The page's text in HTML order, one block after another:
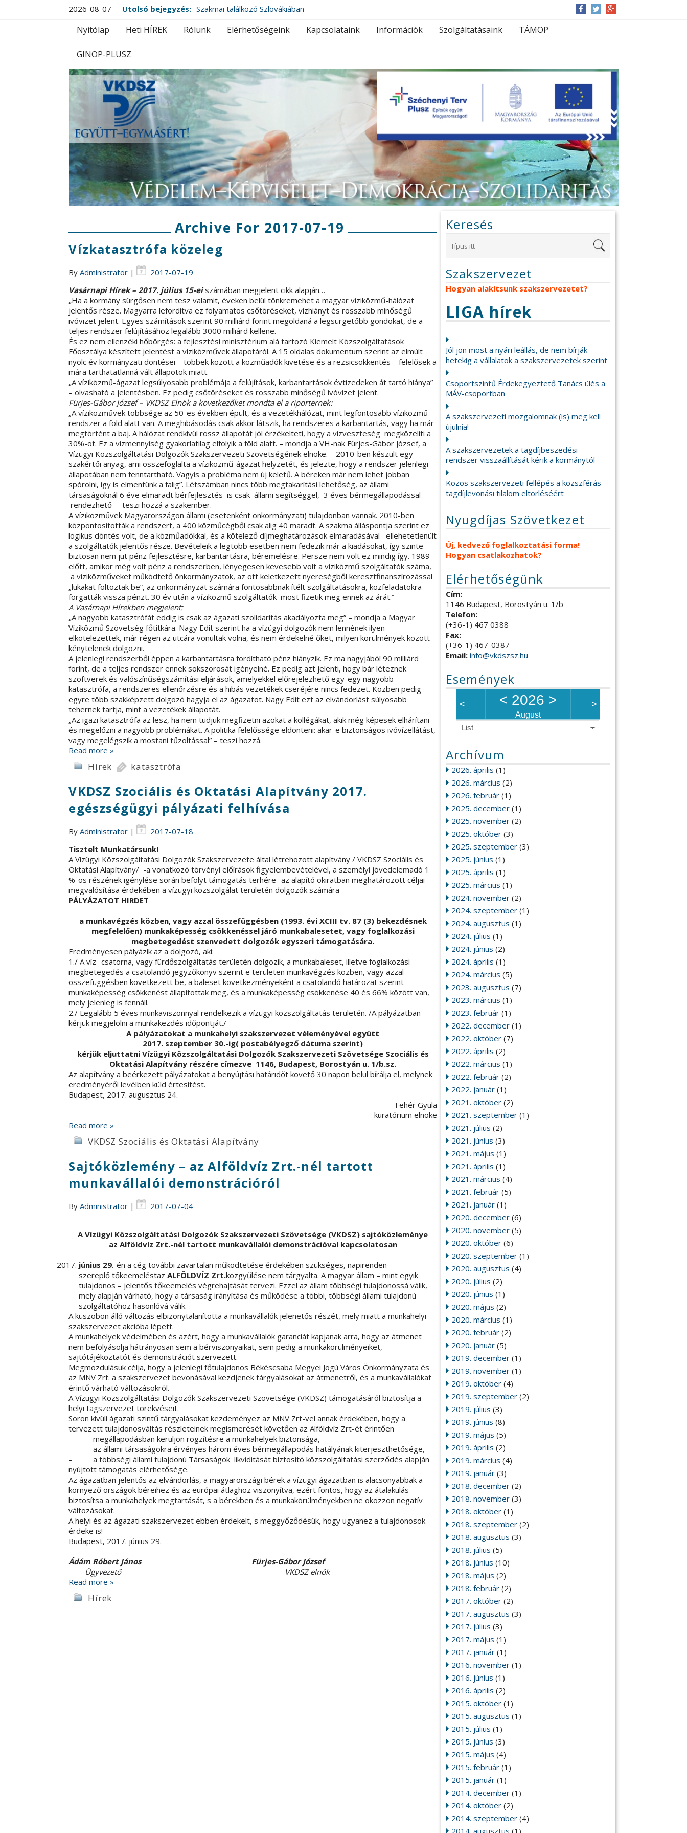
2026-08-07 Utolsó bejegyzés: Szakmai találkozó Szlovákiában
Nyitólap Heti HÍREK Rólunk Elérhetőségeink Kapcsolataink Információk Szolgáltatásaink TÁMOP
GINOP-PLUSZ
Keresés
Szakszervezet
Hogyan alakítsunk szakszervezetet?
LIGA hírek
Jól jön most a nyári leállás, de nem bírják
hetekig a vállalatok a szakszervezetek szerint
Csoportszintű Érdekegyeztető Tanács ülés a
MÁV-csoportban
A szakszervezeti mozgalomnak (is) meg kell
újulnia!
A szakszervezetek a tagdíjbeszedési
rendszer visszaállítását kérik a kormánytól
Közös szakszervezeti fellépés a közszférás
tagdíjlevonási tilalom eltörléséért
Nyugdíjas Szövetkezet
Új, kedvező foglalkoztatási forma!
Hogyan csatlakozhatok?
Elérhetőségünk
Cím:
1146 Budapest, Borostyán u. 1/b
Telefon:
(+36-1) 467 0388
Fax:
(+36-1) 467-0387
Email: info@vkdszsz.hu
Események
< < 2026 >
August
>
List
Archívum
2026. április (1)
2026. március (2)
2026. február(1)
2025. december(1)
2025. november(2)
2025. október(3)
2025. szeptember(3)
2025. június (1)
2025. április (1)
2025. március (1)
2024. november(2)
2024. szeptember(1)
2024. augusztus (1)
2024. július (1)
2024. június (2)
2024. április (1)
2024. március (5)
2023. augusztus (7)
2023. március (1)
2023. február(1)
2022. december(1)
2022. október(7)
2022. április (2)
2022. március (1)
2022. február(2)
2022. január(1)
2021. október(2)
2021. szeptember(1)
2021. július (2)
2021. június (3)
2021. május (1)
2021. április (1)
2021. március (4)
2021. február(5)
2021. január(1)
2020. december(6)
2020. november(5)
2020. október(6)
2020. szeptember(1)
2020. augusztus (4)
2020. július (2)
2020. június (1)
2020. május (2)
2020. március (1)
2020. február(2)
2020. január(5)
2019. december(1)
2019. november(1)
2019. október(4)
2019. szeptember(2)
2019. július (3)
2019. június (8)
2019. május (5)
2019. április (2)
2019. március (4)
2019. január(3)
2018. december(2)
2018. november(3)
2018. október(1)
2018. szeptember(2)
2018. augusztus (3)
2018. július (5)
2018. június (10)
2018. május (2)
2018. február(2)
2017. október(2)
2017. augusztus (3)
2017. július (3)
2017. május (1)
2017. január(1)
2016. november(1)
2016. június (1)
2016. április (2)
2015. október(1)
2015. augusztus (1)
2015. július (1)
2015. június (3)
2015. május (4)
2015. február(1)
2015. január(1)
2014. december(1)
2014. október(2)
2014. szeptember(4)
2014. augusztus (1)
Archive For 2017-07-19
Vízkatasztrófa közeleg
ByAdministrator |
2017-07-19
Vasárnapi Hírek – 2017. július 15-eiszámában megjelent cikk alapján…
„Ha a kormány sürgősen nem tesz valamit, éveken belül tönkremehet a magyar víziközmű-hálózat
jelentős része. Magyarra lefordítva ez folyamatos csőtöréseket, vízhiányt és rosszabb minőségű
ivóvizet jelent. Egyes számítások szerint 90 milliárd forint megoldaná a legsürgetőbb gondokat, de a
teljes rendszer felújításához legalább 3000 milliárd kellene.
És ez nem ellenzéki hőbörgés: a fejlesztési minisztérium alá tartozó Kiemelt Közszolgáltatások
Főosztálya készített jelentést a víziközművek állapotáról. A 15 oldalas dokumentum szerint az elmúlt
nyolc év kormányzati döntései – többek között a közműadók kivetése és a rezsicsökkentés – felelősek a
mára tarthatatlanná vált állapotok miatt.
„A víziközmű-ágazat legsúlyosabb problémája a felújítások, karbantartások évtizedeken át tartó hiánya”
– olvasható a jelentésben. Ez pedig csőtöréseket és rosszabb minőségű ivóvizet jelent.
Fürjes-Gábor József – VKDSZ Elnök a következőket mondta el a riporternek:
„A víziközművek többsége az 50-es években épült, és a vezetékhálózat, mint legfontosabb víziközmű
rendszer a föld alatt van. A meghibásodás csak akkor látszik, ha rendszeres a karbantartás, vagy ha már
megtörtént a baj. A hálózat rendkívül rossz állapotát jól érzékelteti, hogy a vízveszteség megközelíti a
30%-ot. Ez a vízmennyiség gyakorlatilag elfolyik a föld alatt. – mondja a VH-nak Fürjes-Gábor József, a
Vízügyi Közszolgáltatási Dolgozók Szakszervezeti Szövetségének elnöke. – 2010-ben készült egy
szakértői anyag, ami összefoglalta a víziközmű-ágazat helyzetét, és jelezte, hogy a rendszer jelenlegi
állapotában nem fenntartható. Vagyis a probléma nem új keletű. A béreken már nem lehet jobban
spórolni, így is elmentünk a falig”. Létszámban nincs több megtakarítási lehetőség, az állami
társaságoknál 6 éve elmaradt bérfejlesztés is csak állami segítséggel, 3 éves bérmegállapodással
rendezhető – teszi hozzá a szakember.
A víziközművek Magyarországon állami (esetenként önkormányzati) tulajdonban vannak. 2010-ben
központosították a rendszert, a 400 közműcégből csak alig 40 maradt. A szakma álláspontja szerint ez
logikus döntés volt, de a közműadókkal, és a kötelező díjmeghatározások elmaradásával ellehetetlenült
a szolgáltatók jelentős része. Bevételeik a legtöbb esetben nem fedezik már a kiadásokat, így szinte
biztosan nem jut pénz fejlesztésre, karbantartásra, béremelésre. Persze nem volt ez mindig így. 1989
előtt, amikor még volt pénz a rendszerben, lényegesen kevesebb volt a víziközmű szolgáltatók száma,
a víziközműveket működtető önkormányzatok, az ott keletkezett nyereségből keresztfinanszírozással
„lukakat foltoztak be”, az önkormányzat számára fontosabbnak ítélt szolgáltatásokra, közfeladatokra
forgatták vissza pénzt. 30 év után a víziközmű szolgáltatók most fizetik meg ennek az árát.”
A Vasárnapi Hírekben megjelent:
„A nagyobb katasztrófát eddig is csak az ágazati szolidaritás akadályozta meg” – mondja a Magyar
Víziközmű Szövetség főtitkára. Nagy Edit szerint ha a vízügyi dolgozók nem lennének ilyen
elkötelezettek, már régen az utcára vonultak volna, és nem érdekelné őket, milyen körülmények között
kénytelenek dolgozni.
A jelenlegi rendszerből éppen a karbantartásra fordítható pénz hiányzik. Ez ma nagyjából 90 milliárd
forint, de a teljes rendszer ennek sokszorosát igényelné. Ez pedig azt jelenti, hogy bár léteznek
szoftverek és valószínűségszámítási eljárások, amelyekkel előrejelezhető egy-egy nagyobb
katasztrófa, a rendszeres ellenőrzésre és a hibás vezetékek cseréjére nincs fedezet. Közben pedig
egyre több szakképzett dolgozó hagyja el az ágazatot. Nagy Edit ezt az elvándorlást súlyosabb
tehernek tartja, mint a vezetékek állapotát.
„Az igazi katasztrófa az lesz, ha nem tudjuk megfizetni azokat a kollégákat, akik még képesek elhárítani
és megelőzni a nagyobb problémákat. A politika felelőssége eldönteni: akar-e biztonságos ivóvízellátást,
vagy megelégszik a mostani tűzoltással” – teszi hozzá.
Read more »
Hírek katasztrófa
VKDSZ Szociális és Oktatási Alapítvány 2017.
egészségügyi pályázati felhívása
ByAdministrator |
2017-07-18
Tisztelt Munkatársunk!
A Vízügyi Közszolgáltatási Dolgozók Szakszervezete által létrehozott alapítvány / VKDSZ Szociális és
Oktatási Alapítvány/ -a vonatkozó törvényi előírások figyelembevételével, a személyi jövedelemadó 1
%-os részének igénylése során befolyt támogatás terhére- az alapító okiratban meghatározott céljai
megvalósítása érdekében a vízügyi közszolgálat területén dolgozók számára
PÁLYÁZATOT HIRDET
a munkavégzés közben, vagy azzal összefüggésben (1993. évi XCIII tv. 87 (3) bekezdésnek
megfelelően) munkaképesség csökkenéssel járó munkabalesetet, vagy foglalkozási
megbetegedést szenvedett dolgozók egyszeri támogatására.
Eredményesen pályázik az a dolgozó, aki:
1./ A víz- csatorna, vagy fürdőszolgáltatás területén dolgozik, a munkabaleset, illetve foglalkozási
megbetegedés a csatolandó jegyzőkönyv szerint e területen munkavégzés közben, vagy azzal
összefüggésben következett be, a baleset következményeként a csatolandó határozat szerint
munkaképesség csökkenést állapítottak meg, és a munkaképesség csökkenése 40 és 66% között van,
mely jelenleg is fennáll.
2./ Legalább 5 éves munkaviszonnyal rendelkezik a vízügyi közszolgáltatás területén. /A pályázatban
kérjük megjelölni a munkakezdés időpontját./
A pályázatokat a munkahelyi szakszervezet véleményével együtt
2017. szeptember 30.-ig( postabélyegző dátuma szerint)
kérjük eljuttatni Vízügyi Közszolgáltatási Dolgozók Szakszervezeti Szövetsége Szociális és
Oktatási Alapítvány részére címezve 1146, Budapest, Borostyán u. 1/b.sz.
Az alapítvány a beérkezett pályázatokat a benyújtási határidőt követő 30 napon belül bírálja el, melynek
eredményéről levélben küld értesítést.
Budapest, 2017. augusztus 24.
Fehér Gyula
kuratórium elnöke
Read more »
VKDSZ Szociális és Oktatási Alapítvány
Sajtóközlemény – az Alföldvíz Zrt.-nél tartott
munkavállalói demonstrációról
ByAdministrator | 2017-07-04
A Vízügyi Közszolgáltatási Dolgozók Szakszervezeti Szövetsége (VKDSZ) sajtóközleménye
az Alföldvíz Zrt.-nél tartott munkavállalói demonstrációval kapcsolatosan
június 29.-én a cég további zavartalan működtetése érdekében szükséges, napirenden
szereplő tőkeemeléstazALFÖLDVÍZ Zrt.közgyűlése nem tárgyalta. A magyar állam – mint egyik
tulajdonos – jelentős tőkeemelés végrehajtását tervezi. Ezzel az állam többségi tulajdonossá válik,
mely alapján várható, hogy a társaság irányítása és működése a többi, többségi állami tulajdonú
szolgáltatóhoz hasonlóvá válik.
A küszöbön álló változás elbizonytalanította a munkavállalók jelenetős részét, mely miatt a munkahelyi
szakszervezet akcióba lépett.
A munkahelyek védelmében és azért, hogy a munkavállalók garanciát kapjanak arra, hogy az átmenet
nem befolyásolja hátrányosan sem a bérviszonyaikat, sem pedig a munkakörülményeiket,
sajtótájékoztatót és demonstrációt szervezett.
Megmozdulásuk célja, hogy a jelenlegi főtulajdonos Békéscsaba Megyei Jogú Város Önkormányzata és
az MNV Zrt. a szakszervezet bevonásával kezdjenek tárgyalásokat az átmenetről, és a munkavállalókat
érintő várható változásokról.
A Vízügyi Közszolgáltatási Dolgozók Szakszervezeti Szövetsége (VKDSZ) támogatásáról biztosítja a
helyi tagszervezet törekvéseit.
Soron kívüli ágazati szintű tárgyalásokat kezdeményez az MNV Zrt-vel annak érdekében, hogy a
tervezett tulajdonosváltás részleteinek megismerését követően az Alföldvíz Zrt-ét érintően
– megállapodásban kerüljön rögzítésre a munkahelyek biztonsága,
– az állami társaságokra érvényes három éves bérmegállapodás hatályának kiterjeszthetősége,
– a többségi állami tulajdonú Társaságok likviditását biztosító közszolgáltatási szerződés alapján
nyújtott támogatás elérhetősége.
Az ágazatban jelentős az elvándorlás, a magyarországi bérek a vízügyi ágazatban is alacsonyabbak a
környező országok béreihez és az európai átlaghoz viszonyítva, ezért fontos, hogy az átalakulás
biztosítsa a munkahelyek megtartását, s a bérekben és a munkakörülményekben ne okozzon negatív
változásokat.
A helyi és az ágazati szakszervezet ebben érdekelt, s meggyőződésük, hogy ugyanez a tulajdonosok
érdeke is!
Budapest, 2017. június 29.
Ádám Róbert János Fürjes-Gábor József
Ügyvezető VKDSZ elnök
Read more »
Hírek